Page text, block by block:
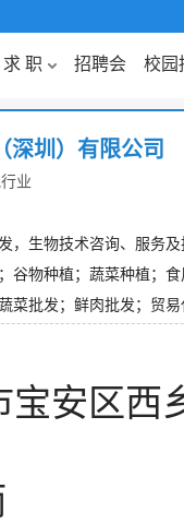
求 职 招聘会 校园
深圳）有限公司
业
，生物技术咨询、服务
谷物种植；蔬菜种植；
菜批发；鲜肉批发；贸
宝安区西